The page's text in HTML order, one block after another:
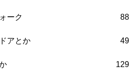
ーク 88
アとか 49
129